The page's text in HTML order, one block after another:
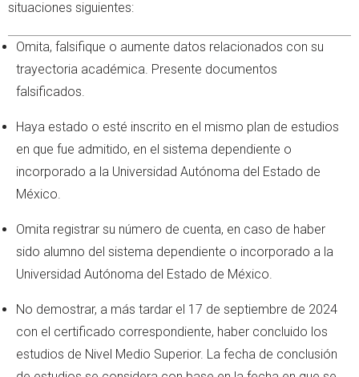
situaciones siguientes:
Omita, falsifique o aumente datos relacionados con su
trayectoria académica. Presente documentos
falsificados.
Haya estado o esté inscrito en el mismo plan de estudios
en que fue admitido, en el sistema dependiente o
incorporado a la Universidad Autónoma del Estado de
México.
Omita registrar su número de cuenta, en caso de haber
sido alumno del sistema dependiente o incorporado a la
Universidad Autónoma del Estado de México.
No demostrar, a más tardar el 17 de septiembre de 2024
con el certificado correspondiente, haber concluido los
estudios de Nivel Medio Superior. La fecha de conclusión